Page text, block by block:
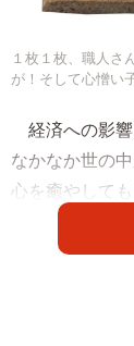
１枚１枚、職人さ
が！そして心憎い
経済への影響
なかなか世の
心を癒やして
明治6年の老
が作った「ア